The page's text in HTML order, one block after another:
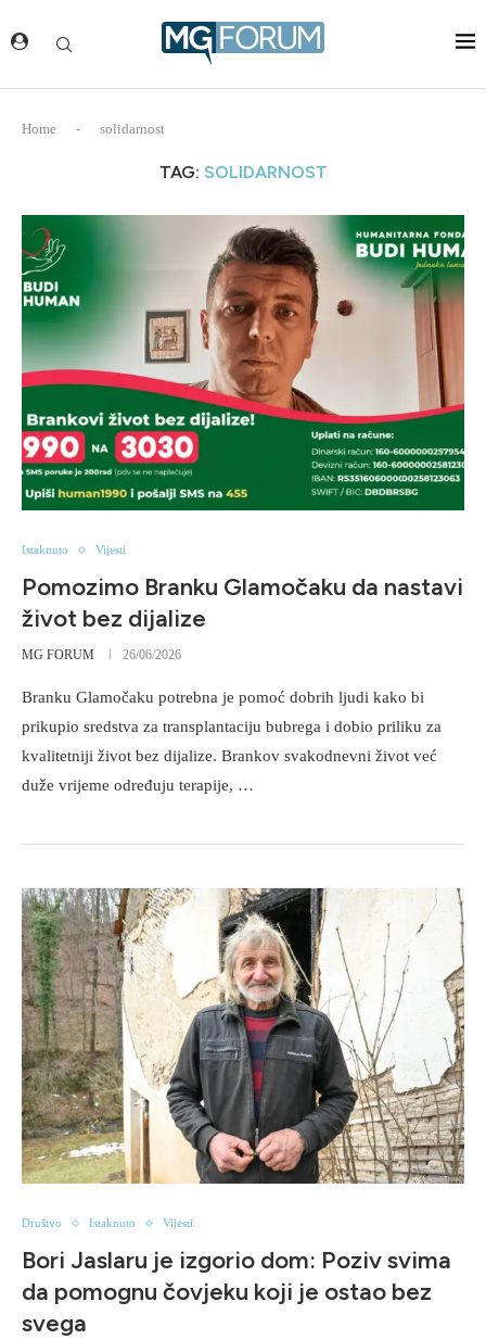
Home - solidarnost
TAG: SOLIDARNOST
Istaknuto Vijesti
Pomozimo Branku Glamočaku da nastavi
život bez dijalize
MG FORUM 26/06/2026
Branku Glamočaku potrebna je pomoć dobrih ljudi kako bi
prikupio sredstva za transplantaciju bubrega i dobio priliku za
kvalitetniji život bez dijalize. Brankov svakodnevni život već
duže vrijeme određuju terapije, …
Društvo Istaknuto Vijesti
Bori Jaslaru je izgorio dom: Poziv svima
da pomognu čovjeku koji je ostao bez
svega